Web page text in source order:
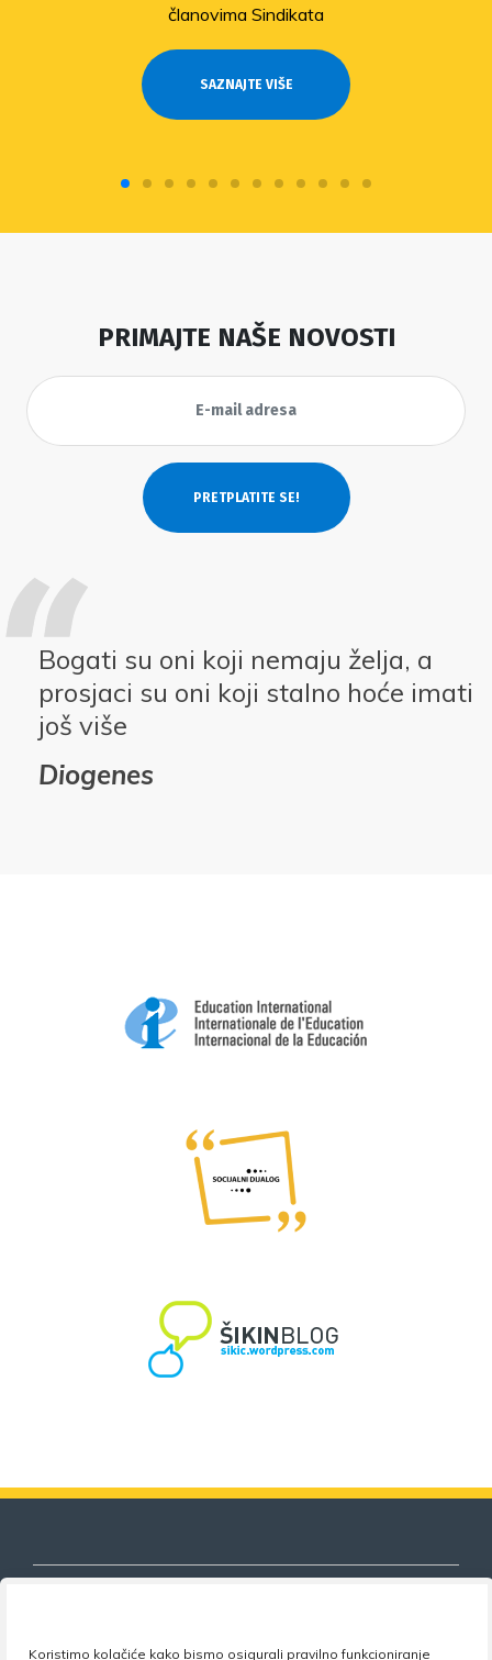
Koristimo kolačiće kako bismo osigurali pravilno funkcioniranje
članovima Sindikata
SAZNAJTE VIŠE
PRIMAJTE NAŠE NOVOSTI
Bogati su oni koji nemaju želja, a
prosjaci su oni koji stalno hoće imati
još više
Diogenes